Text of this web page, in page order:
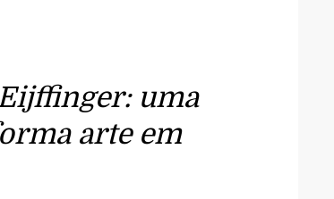
uma
arte em